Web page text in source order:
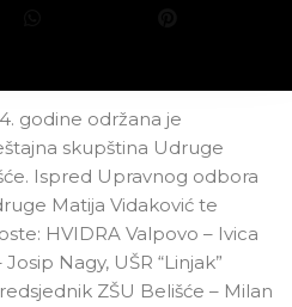
godine održana je
skupština Udruge
Ispred Upravnog odbora
Matija Vidaković te
HVIDRA Valpovo – Ivica
Josip Nagy, UŠR “Linjak”
ZŠU Belišće – Milan